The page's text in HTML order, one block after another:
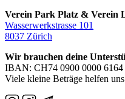
Verein Park Platz & Verein
Wasserwerkstrasse 101
8037 Zürich
Wir brauchen deine
IBAN: CH74 0900 0000 6164
Viele kleine Beträge helfen uns